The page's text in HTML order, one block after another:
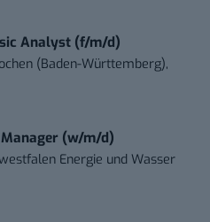
Analyst (f/m/d)
(Baden-Württemberg),
(w/m/d)
Energie und Wasser